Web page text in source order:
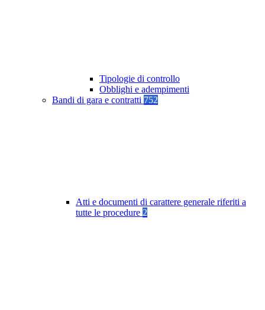
Tipologie di controllo
Obblighi e adempimenti
Bandi di gara e contratti 752
Atti e documenti di carattere generale riferiti a
tutte le procedure 2